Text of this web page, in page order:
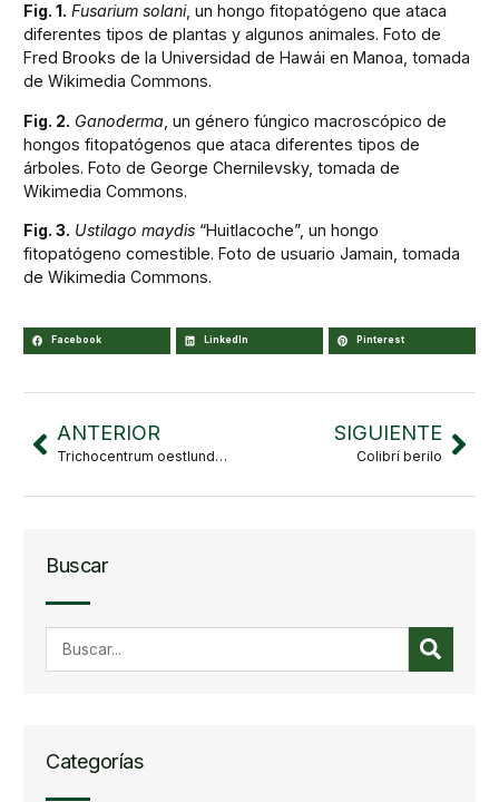
Fig. 1. Fusarium solani, un hongo fitopatógeno que ataca
diferentes tipos de plantas y algunos animales. Foto de
Fred Brooks de la Universidad de Hawái en Manoa, tomada
de Wikimedia Commons.
Fig. 2. Ganoderma , un género fúngico macroscópico de
hongos fitopatógenos que ataca diferentes tipos de
árboles. Foto de George Chernilevsky, tomada de
Wikimedia Commons.
Fig. 3. Ustilago maydis “Huitlacoche”, un hongo
fitopatógeno comestible. Foto de usuario Jamain, tomada
de Wikimedia Commons.
Facebook LinkedIn Pinterest
ANTERIOR
Trichocentrum oestlundianum
SIGUIENTE
Colibrí berilo
Buscar
Categorías